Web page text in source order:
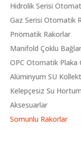
Hidrolik Serisi
Gaz Serisi Otomatik
Pnömatik Rakorlar
Manifold Çoklu
OPC Otomatik Plaka
Alüminyum SU
Kelepçesiz Su
Aksesuarlar
Somunlu Rakorlar